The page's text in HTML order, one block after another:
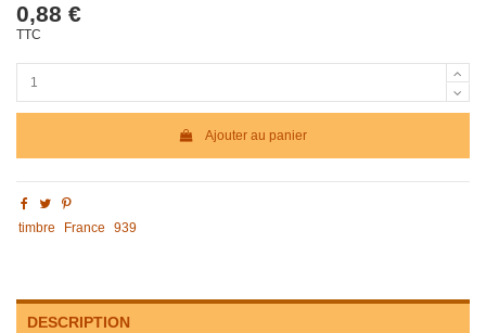
0,88 €
TTC
Ajouter au panier
timbre France 939
DESCRIPTION